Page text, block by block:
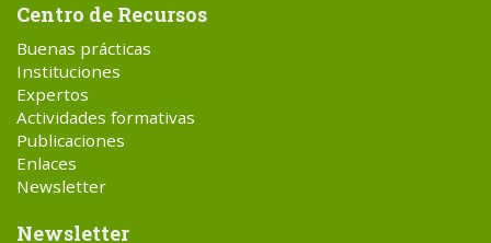
Centro de Recursos
Buenas prácticas
Instituciones
Expertos
Actividades formativas
Publicaciones
Enlaces
Newsletter
Newsletter